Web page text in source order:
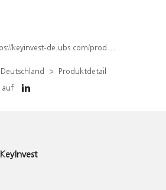
de.ubs.com/produkt/detail/index/isin/DE000WA6TCG1
Produktdetail
auf